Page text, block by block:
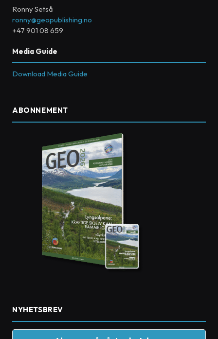
Ronny Setså
ronny@geopublishing.no
+47 901 08 659
Media Guide
Download Media Guide
ABONNEMENT
NYHETSBREV